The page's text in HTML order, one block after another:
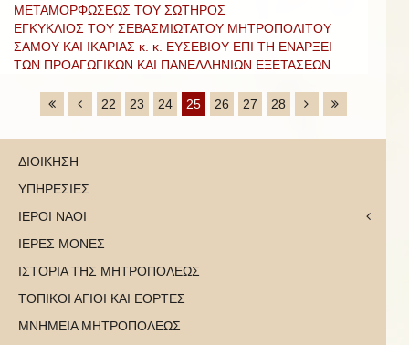
ΜΕΤΑΜΟΡΦΩΣΕΩΣ ΤΟΥ ΣΩΤΗΡΟΣ
ΕΓΚΥΚΛΙΟΣ ΤΟΥ ΣΕΒΑΣΜΙΩΤΑΤΟΥ ΜΗΤΡΟΠΟΛΙΤΟΥ
ΣΑΜΟΥ ΚΑΙ ΙΚΑΡΙΑΣ κ. κ. ΕΥΣΕΒΙΟΥ ΕΠΙ ΤΗ ΕΝΑΡΞΕΙ
ΤΩΝ ΠΡΟΑΓΩΓΙΚΩΝ ΚΑΙ ΠΑΝΕΛΛΗΝΙΩΝ ΕΞΕΤΑΣΕΩΝ
22 23 24 25 26 27 28
ΔΙΟΙΚΗΣΗ
ΥΠΗΡΕΣΙΕΣ
ΙΕΡΟΙ ΝΑΟΙ
ΙΕΡΕΣ ΜΟΝΕΣ
ΙΣΤΟΡΙΑ ΤΗΣ ΜΗΤΡΟΠΟΛΕΩΣ
ΤΟΠΙΚΟΙ ΑΓΙΟΙ ΚΑΙ ΕΟΡΤΕΣ
ΜΝΗΜΕΙΑ ΜΗΤΡΟΠΟΛΕΩΣ